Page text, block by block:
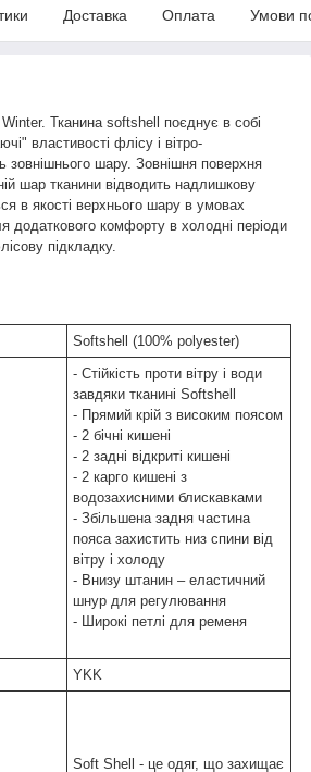
Доставка Оплата Умови
Тканина softshell поєднує в собі
властивості флісу і вітро-
зовнішнього шару. Зовнішня поверхня
шар тканини відводить надлишкову
в якості верхнього шару в умовах
додаткового комфорту в холодні періоди
підкладку.
Softshell (100% polyester)
- Стійкість проти вітру і води
завдяки тканині Softshell
- Прямий крій з високим поясом
- 2 бічні кишені
- 2 задні відкриті кишені
- 2 карго кишені з
водозахисними блискавками
- Збільшена задня частина
пояса захистить низ спини від
вітру і холоду
- Внизу штанин – еластичний
шнур для регулювання
- Широкі петлі для ременя
YKK
Soft Shell - це одяг, що захищає